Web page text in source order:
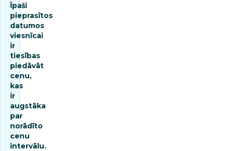
Īpaši
pieprasītos
datumos
viesnīcai
ir
tiesības
piedāvāt
cenu,
kas
ir
augstāka
par
norādīto
cenu
intervālu.